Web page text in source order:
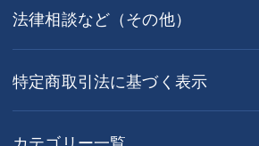
法律相談など（その他）
特定商取引法に基づく表示